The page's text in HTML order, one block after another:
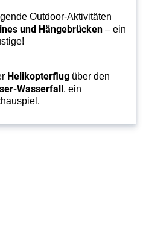
Outdoor-Aktivitäten
und Hängebrücken – ein
Helikopterflug über den
Wasserfall, ein